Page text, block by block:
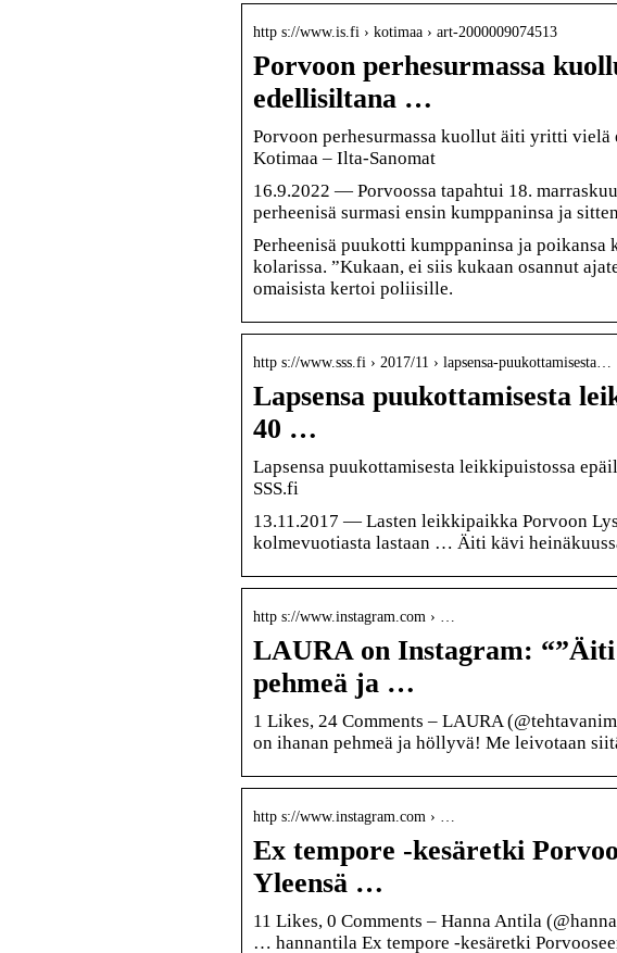
http s://www.is.fi › kotimaa › art-2000009074513
Porvoon perhesurmassa
edellisiltana …
Porvoon perhesurmassa kuollut äiti yritti vielä
Kotimaa – Ilta-Sanomat
16.9.2022 — Porvoossa tapahtui 18.
perheenisä surmasi ensin kumppaninsa ja
Perheenisä puukotti kumppaninsa ja
kolarissa. ”Kukaan, ei siis kukaan osannut
omaisista kertoi poliisille.
http s://www.sss.fi › 2017/11 › lapsensa-puukottamisesta…
Lapsensa puukottamisesta
40 …
Lapsensa puukottamisesta leikkipuistossa
SSS.fi
13.11.2017 — Lasten leikkipaikka Porvoon
kolmevuotiasta lastaan … Äiti kävi
http s://www.instagram.com › …
LAURA on Instagram: “”Äiti
pehmeä ja …
1 Likes, 24 Comments – LAURA
on ihanan pehmeä ja höllyvä! Me leivotaan
http s://www.instagram.com › …
Ex tempore -kesäretki
Yleensä …
11 Likes, 0 Comments – Hanna Antila
… hannantila Ex tempore -kesäretki